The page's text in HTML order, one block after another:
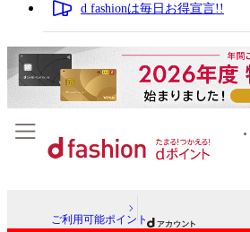
d fashionは毎日お得宣言!!
ご利用可能ポイント